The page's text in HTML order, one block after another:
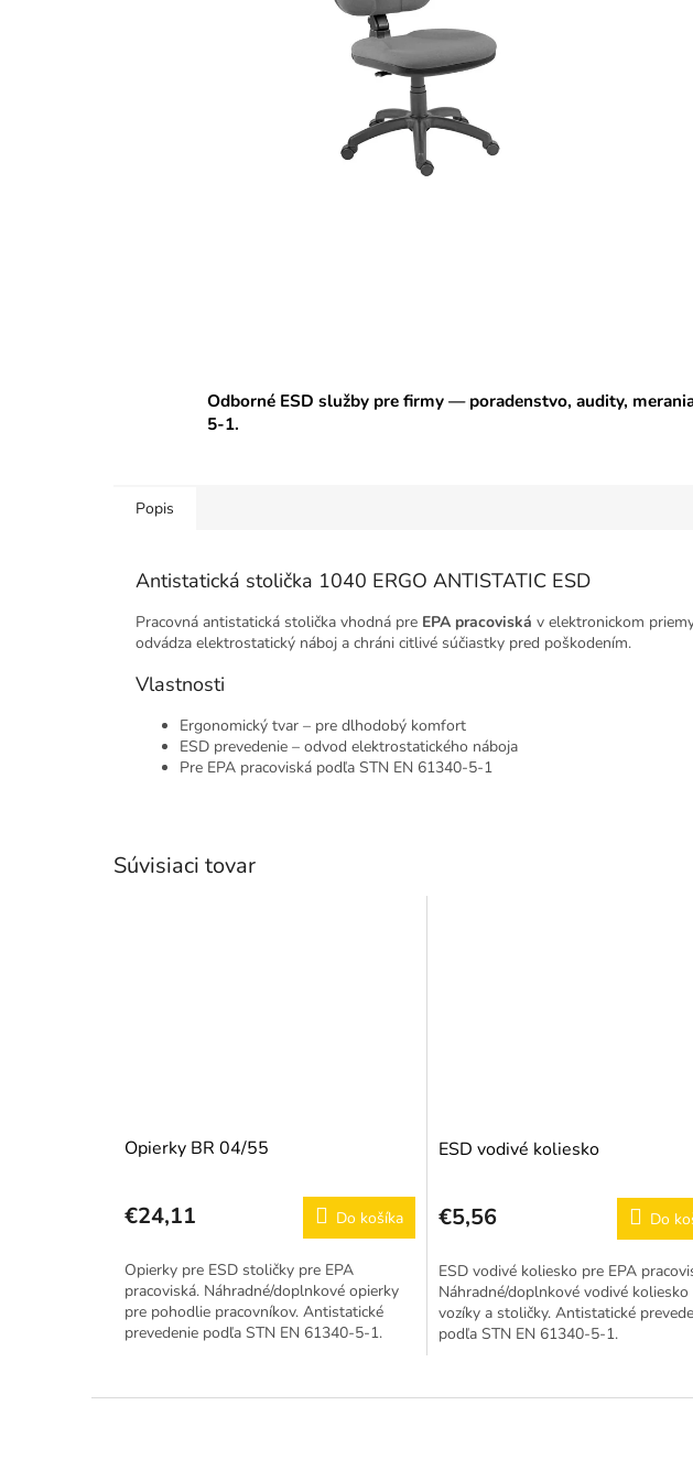
Odborné ESD služby pre firmy — poradenstvo, audity,
5-1.
Súvisiaci tovar
Opierky BR 04/55
€24,11 Do košíka
Opierky pre ESD stoličky pre EPA
pracoviská. Náhradné/doplnkové opierky
pre pohodlie pracovníkov. Antistatické
prevedenie podľa STN EN 61340-5-1.
ESD vodivé koliesko
€5,56 Do
ESD vodivé koliesko pre EPA
Náhradné/doplnkové vodivé koliesko
vozíky a stoličky. Antistatické
podľa STN EN 61340-5-1.
Popis
Antistatická stolička 1040 ERGO ANTISTATIC ESD
Pracovná antistatická stolička vhodná pre EPA pracoviská v elektronickom
odvádza elektrostatický náboj a chráni citlivé súčiastky pred poškodením.
Vlastnosti
Ergonomický tvar – pre dlhodobý komfort
ESD prevedenie – odvod elektrostatického náboja
Pre EPA pracoviská podľa STN EN 61340-5-1